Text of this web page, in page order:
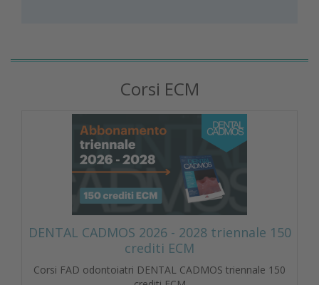
Corsi ECM
DENTAL CADMOS 2026 - 2028 triennale 150
crediti ECM
Corsi FAD odontoiatri DENTAL CADMOS triennale 150